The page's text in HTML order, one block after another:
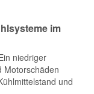
im
niedriger
Motorschäden
und